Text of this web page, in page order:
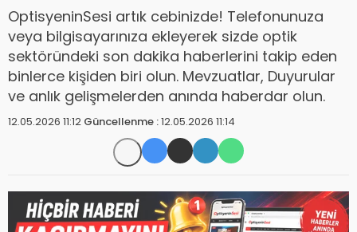
OptisyeninSesi artık cebinizde! Telefonunuza
veya bilgisayarınıza ekleyerek sizde optik
sektöründeki son dakika haberlerini takip eden
binlerce kişiden biri olun. Mevzuatlar, Duyurular
ve anlık gelişmelerden anında haberdar olun.
12.05.2026 11:12 Güncellenme :12.05.2026 11:14